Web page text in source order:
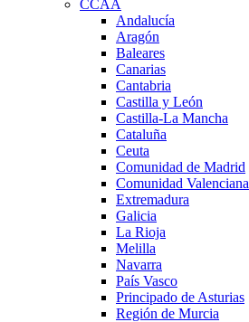
CCAA
Andalucía
Aragón
Baleares
Canarias
Cantabria
Castilla y León
Castilla-La Mancha
Cataluña
Ceuta
Comunidad de Madrid
Comunidad Valenciana
Extremadura
Galicia
La Rioja
Melilla
Navarra
País Vasco
Principado de Asturias
Región de Murcia